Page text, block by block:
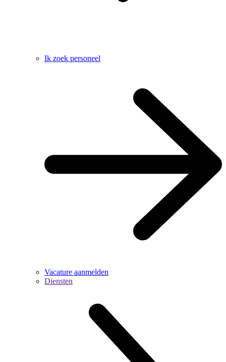
Ik zoek personeel
Vacature aanmelden
Diensten